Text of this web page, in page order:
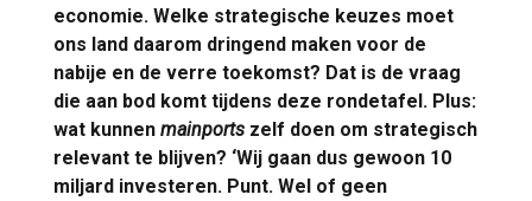
economie. Welke strategische keuzes moet
ons land daarom dringend maken voor de
nabije en de verre toekomst? Dat is de vraag
die aan bod komt tijdens deze rondetafel. Plus:
wat kunnen mainports zelf doen om strategisch
relevant te blijven? ‘Wij gaan dus gewoon 10
miljard investeren. Punt. Wel of geen